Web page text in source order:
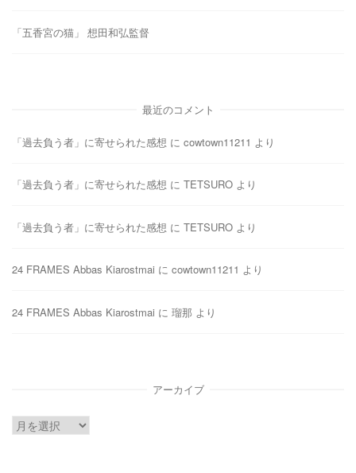
「五香宮の猫」 想田和弘監督
最近のコメント
「過去負う者」に寄せられた感想 に cowtown11211 より
「過去負う者」に寄せられた感想 に TETSURO より
「過去負う者」に寄せられた感想 に TETSURO より
24 FRAMES Abbas Kiarostmai に cowtown11211 より
24 FRAMES Abbas Kiarostmai に 瑠那 より
アーカイブ
ア